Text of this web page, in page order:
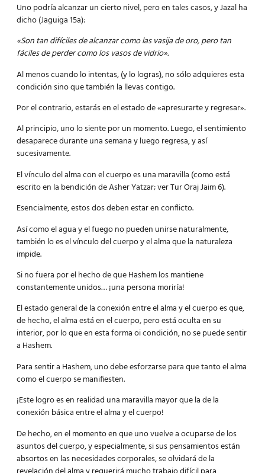
Uno podría alcanzar un cierto nivel, pero en tales casos, y Jazal ha
dicho (Jaguiga 15a):
«Son tan difíciles de alcanzar como las vasija de oro, pero tan
fáciles de perder como los vasos de vidrio».
Al menos cuando lo intentas, (y lo logras), no sólo adquieres esta
condición sino que también la llevas contigo.
Por el contrario, estarás en el estado de «apresurarte y regresar».
Al principio, uno lo siente por un momento. Luego, el sentimiento
desaparece durante una semana y luego regresa, y así
sucesivamente.
El vínculo del alma con el cuerpo es una maravilla (como está
escrito en la bendición de Asher Yatzar; ver Tur Oraj Jaim 6).
Esencialmente, estos dos deben estar en conflicto.
Así como el agua y el fuego no pueden unirse naturalmente,
también lo es el vínculo del cuerpo y el alma que la naturaleza
impide.
Si no fuera por el hecho de que Hashem los mantiene
constantemente unidos… ¡una persona moriría!
El estado general de la conexión entre el alma y el cuerpo es que,
de hecho, el alma está en el cuerpo, pero está oculta en su
interior, por lo que en esta forma oi condición, no se puede sentir
a Hashem.
Para sentir a Hashem, uno debe esforzarse para que tanto el alma
como el cuerpo se manifiesten.
¡Este logro es en realidad una maravilla mayor que la de la
conexión básica entre el alma y el cuerpo!
De hecho, en el momento en que uno vuelve a ocuparse de los
asuntos del cuerpo, y especialmente, si sus pensamientos están
absortos en las necesidades corporales, se olvidará de la